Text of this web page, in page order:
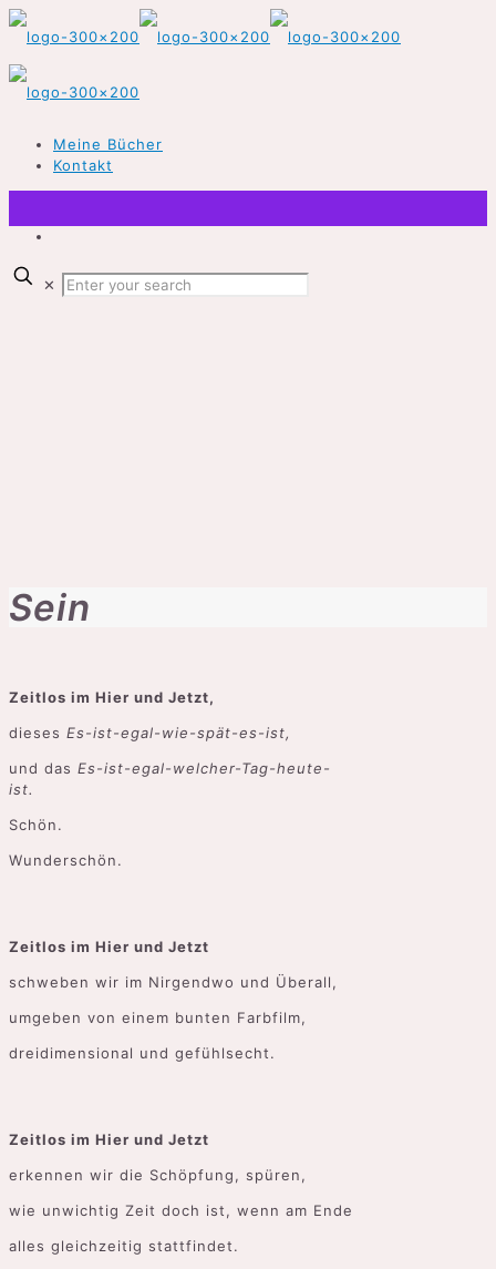
Meine Bücher
Kontakt
✕
Sein
Zeitlos im Hier und Jetzt,
dieses Es-ist-egal-wie-spät-es-ist,
und das Es-ist-egal-welcher-Tag-heute-
ist.
Schön.
Wunderschön.
Zeitlos im Hier und Jetzt
schweben wir im Nirgendwo und Überall,
umgeben von einem bunten Farbfilm,
dreidimensional und gefühlsecht.
Zeitlos im Hier und Jetzt
erkennen wir die Schöpfung, spüren,
wie unwichtig Zeit doch ist, wenn am Ende
alles gleichzeitig stattfindet.